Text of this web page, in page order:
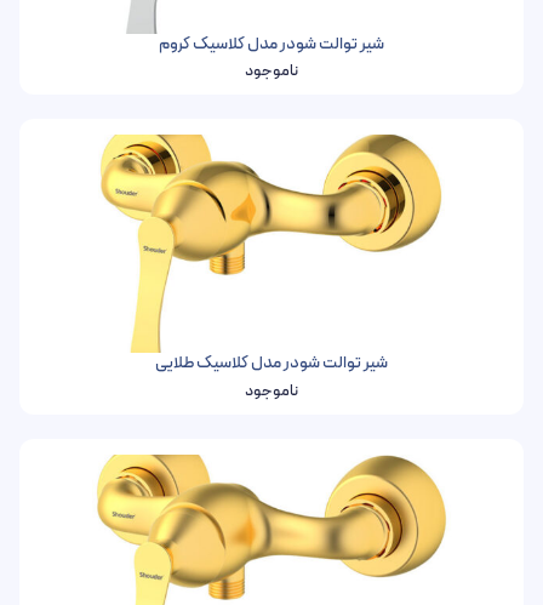
شیر توالت شودر مدل کلاسیک کروم
ناموجود
شیر توالت شودر مدل کلاسیک طلایی
ناموجود